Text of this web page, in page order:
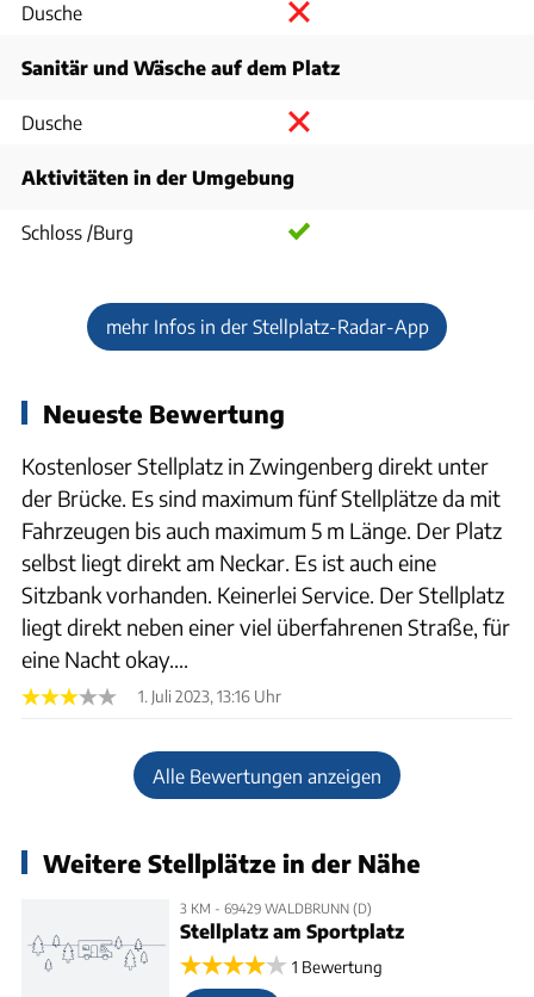
Dusche
Sanitär und Wäsche auf dem Platz
Dusche
Aktivitäten in der Umgebung
Schloss /Burg
mehr Infos in der Stellplatz-Radar-App
Neueste Bewertung
Kostenloser Stellplatz in Zwingenberg direkt unter
der Brücke. Es sind maximum fünf Stellplätze da mit
Fahrzeugen bis auch maximum 5 m Länge. Der Platz
selbst liegt direkt am Neckar. Es ist auch eine
Sitzbank vorhanden. Keinerlei Service. Der Stellplatz
liegt direkt neben einer viel überfahrenen Straße, für
eine Nacht okay....
1. Juli 2023, 13:16 Uhr
Alle Bewertungen anzeigen
Weitere Stellplätze in der Nähe
3 KM - 69429 WALDBRUNN (D)
Stellplatz am Sportplatz
1 Bewertung